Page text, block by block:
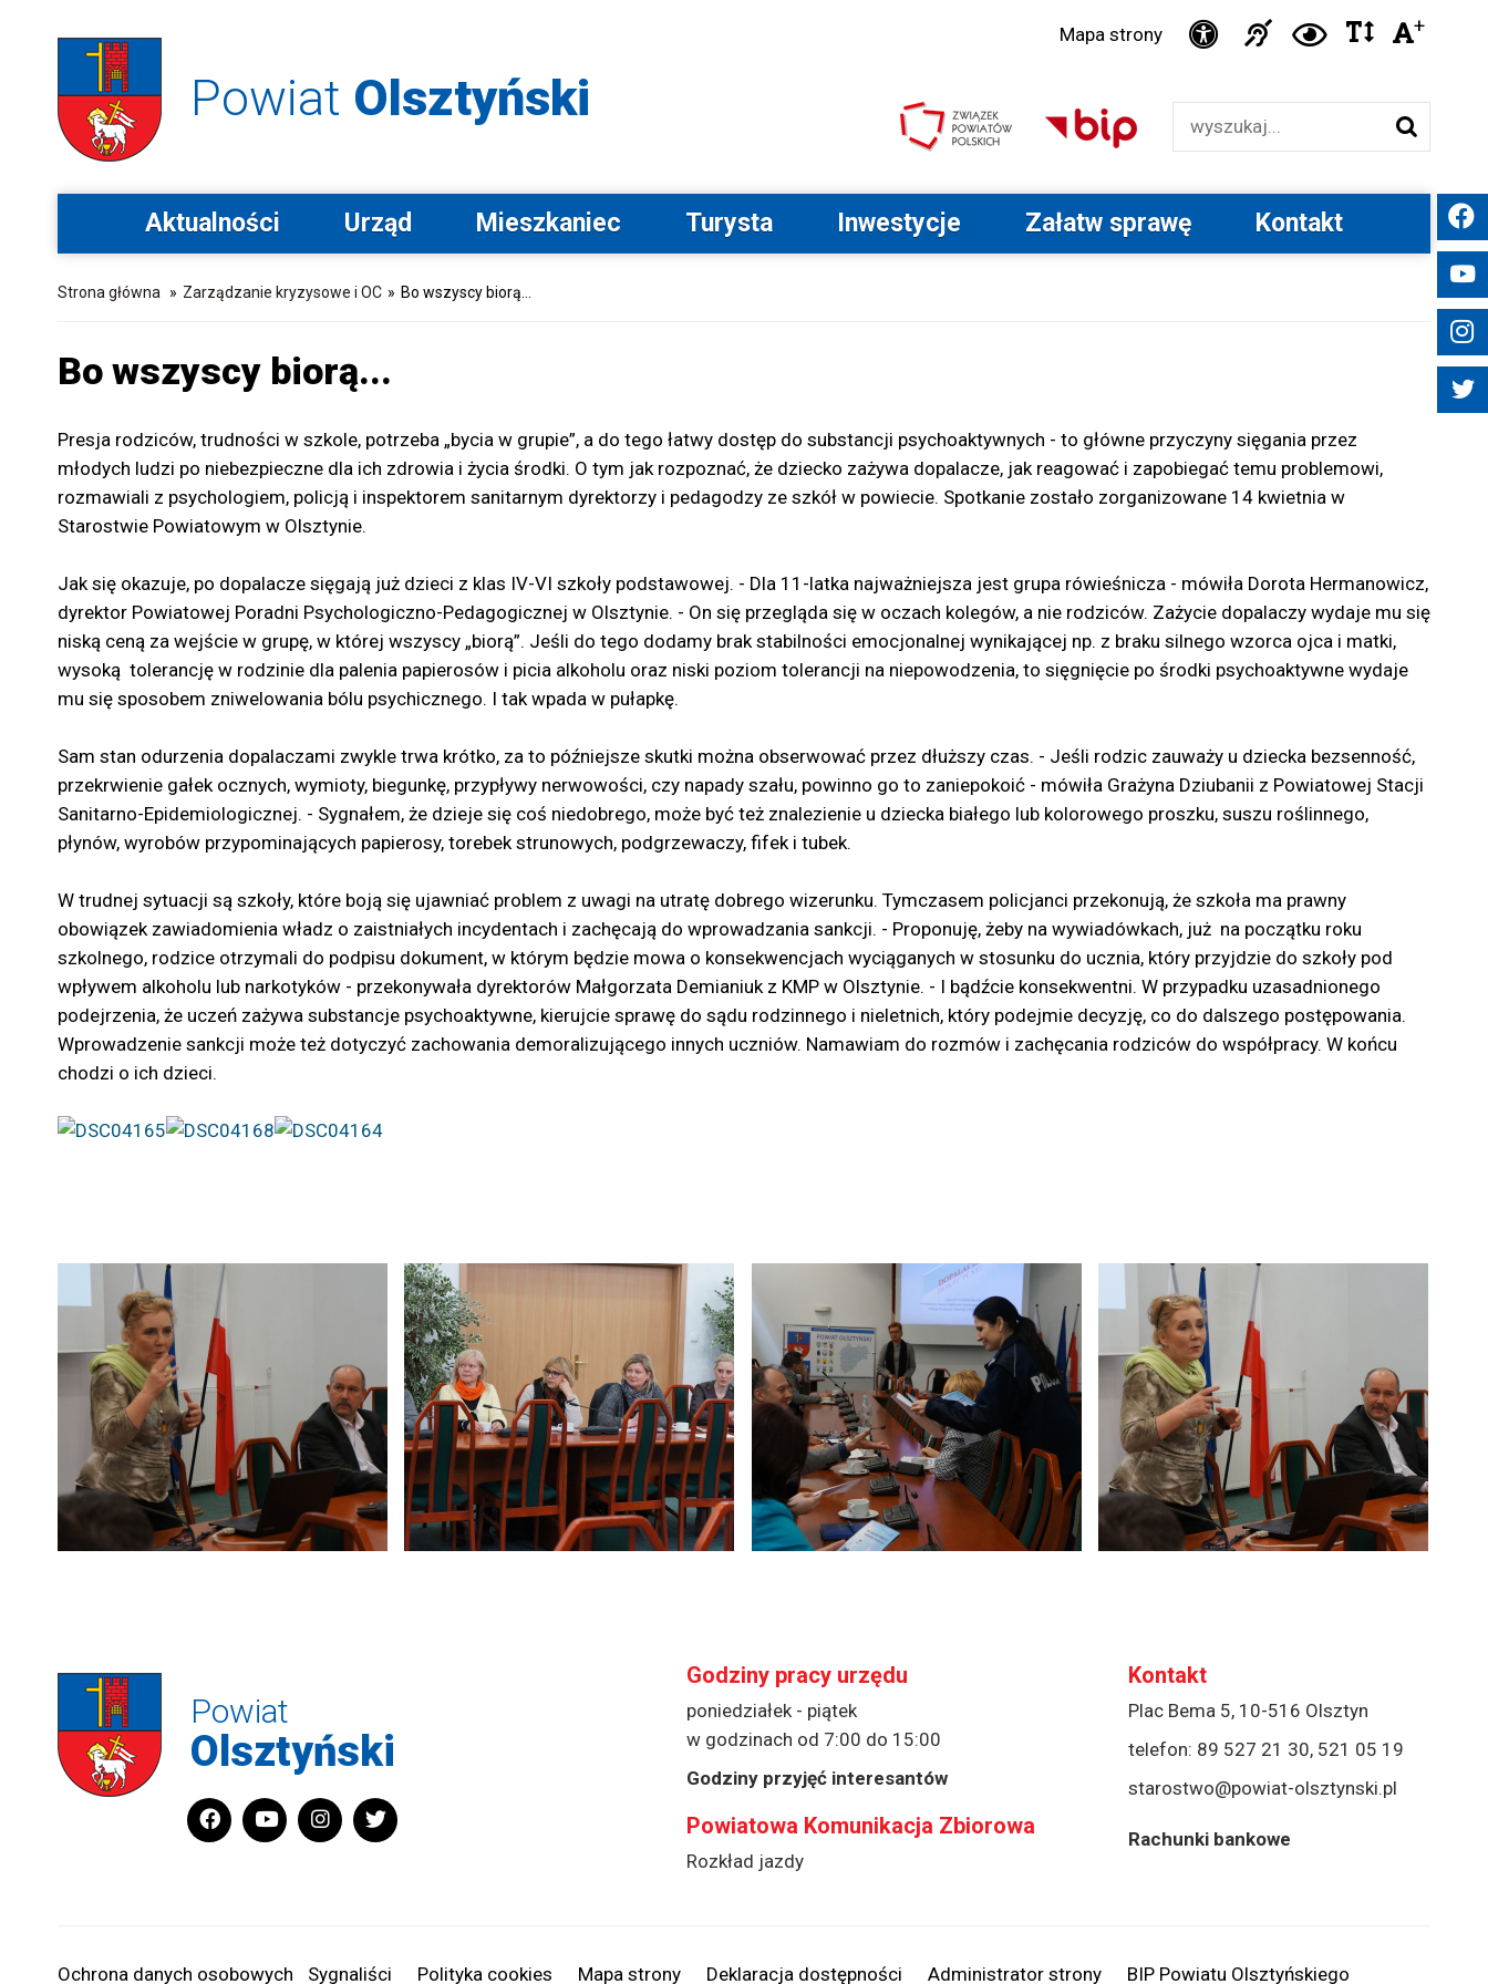
Powiat Olsztyński
Mapa strony
Ikonka
dostępności
Ikonka
dla
niesłyszących
Ikonka
kontrast
Ikonka
tekście
+
Aktualności Urząd Mieszkaniec Turysta Inwestycje Załatw sprawę Kontakt
Strona główna » Zarządzanie kryzysowe i OC » Bo wszyscy biorą...
Bo wszyscy biorą...
Presja rodziców, trudności w szkole, potrzeba „bycia w grupie”, a do tego łatwy dostęp do substancji psychoaktywnych - to główne przyczyny sięgania przez
młodych ludzi po niebezpieczne dla ich zdrowia i życia środki. O tym jak rozpoznać, że dziecko zażywa dopalacze, jak reagować i zapobiegać temu problemowi,
rozmawiali z psychologiem, policją i inspektorem sanitarnym dyrektorzy i pedagodzy ze szkół w powiecie. Spotkanie zostało zorganizowane 14 kwietnia w
Starostwie Powiatowym w Olsztynie.
Jak się okazuje, po dopalacze sięgają już dzieci z klas IV-VI szkoły podstawowej. - Dla 11-latka najważniejsza jest grupa rówieśnicza - mówiła Dorota Hermanowicz,
dyrektor Powiatowej Poradni Psychologiczno-Pedagogicznej w Olsztynie. - On się przegląda się w oczach kolegów, a nie rodziców. Zażycie dopalaczy wydaje mu się
niską ceną za wejście w grupę, w której wszyscy „biorą”. Jeśli do tego dodamy brak stabilności emocjonalnej wynikającej np. z braku silnego wzorca ojca i matki,
wysoką tolerancję w rodzinie dla palenia papierosów i picia alkoholu oraz niski poziom tolerancji na niepowodzenia, to sięgnięcie po środki psychoaktywne wydaje
mu się sposobem zniwelowania bólu psychicznego. I tak wpada w pułapkę.
Sam stan odurzenia dopalaczami zwykle trwa krótko, za to późniejsze skutki można obserwować przez dłuższy czas. - Jeśli rodzic zauważy u dziecka bezsenność,
przekrwienie gałek ocznych, wymioty, biegunkę, przypływy nerwowości, czy napady szału, powinno go to zaniepokoić - mówiła Grażyna Dziubanii z Powiatowej Stacji
Sanitarno-Epidemiologicznej. - Sygnałem, że dzieje się coś niedobrego, może być też znalezienie u dziecka białego lub kolorowego proszku, suszu roślinnego,
płynów, wyrobów przypominających papierosy, torebek strunowych, podgrzewaczy, fifek i tubek.
W trudnej sytuacji są szkoły, które boją się ujawniać problem z uwagi na utratę dobrego wizerunku. Tymczasem policjanci przekonują, że szkoła ma prawny
obowiązek zawiadomienia władz o zaistniałych incydentach i zachęcają do wprowadzania sankcji. - Proponuję, żeby na wywiadówkach, już na początku roku
szkolnego, rodzice otrzymali do podpisu dokument, w którym będzie mowa o konsekwencjach wyciąganych w stosunku do ucznia, który przyjdzie do szkoły pod
wpływem alkoholu lub narkotyków - przekonywała dyrektorów Małgorzata Demianiuk z KMP w Olsztynie. - I bądźcie konsekwentni. W przypadku uzasadnionego
podejrzenia, że uczeń zażywa substancje psychoaktywne, kierujcie sprawę do sądu rodzinnego i nieletnich, który podejmie decyzję, co do dalszego postępowania.
Wprowadzenie sankcji może też dotyczyć zachowania demoralizującego innych uczniów. Namawiam do rozmów i zachęcania rodziców do współpracy. W końcu
chodzi o ich dzieci.
Powiat
Olsztyński
Kontakt
Plac Bema 5, 10-516 Olsztyn
telefon: 89 527 21 30, 521 05 19
starostwo@powiat-olsztynski.pl
Rachunki bankowe
Godziny pracy urzędu
poniedziałek - piątek
w godzinach od 7:00 do 15:00
Godziny przyjęć interesantów
Powiatowa Komunikacja Zbiorowa
Rozkład jazdy
Ochrona danych osobowych Sygnaliści Polityka cookies Mapa strony Deklaracja dostępności Administrator strony BIP Powiatu Olsztyńskiego